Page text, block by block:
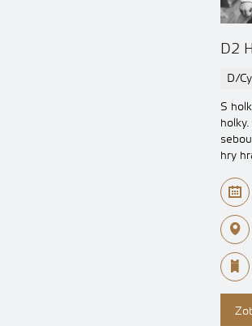
D2
D/
S
hry